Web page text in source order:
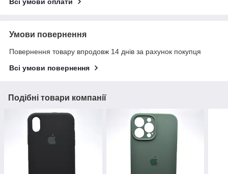
Умови повернення
Повернення товару впродовж 14 днів за рахунок покупця
Всі умови повернення
Подібні товари компанії